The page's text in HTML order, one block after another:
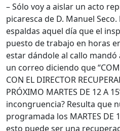
– Sólo voy a aislar un acto
picaresca de D. Manuel
espaldas aquel día que el
puesto de trabajo en horas
estar dándole al callo
un correo diciendo que
CON EL DIRECTOR
PRÓXIMO MARTES DE 12 A
incongruencia? Resulta que
programada los MARTES DE
esto puede ser una